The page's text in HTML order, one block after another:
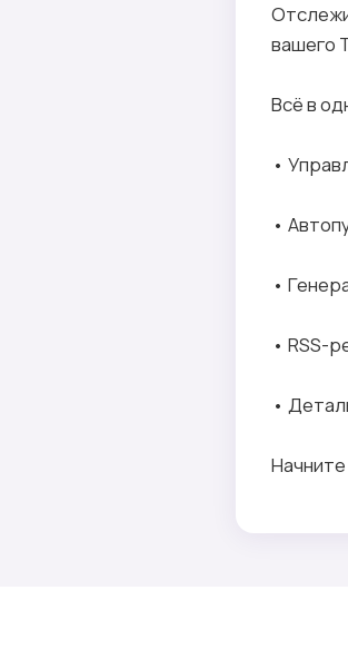
вашего
Всё в
•
•
•
• RSS-
•